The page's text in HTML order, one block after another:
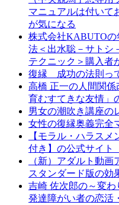
マニュアルは付いて
が気になる
株式会社KABUTO
法＜出水聡－サトシ
テクニック＞購入者
復縁 成功の法則っ
高橋 正一の人間関
育むすてきな友情」
男女の潮吹き講座の
女性の復縁奥義完全
【モラル・ハラス
付き】の公式サイ
（新）アダルト動
スタンダード版の効
吉崎 佐次郎の～変
発達障がい者の恋